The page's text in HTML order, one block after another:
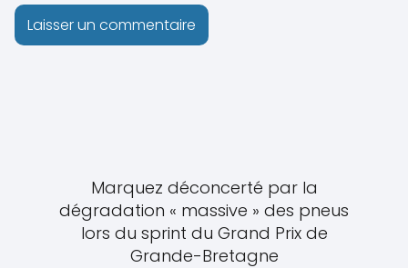
Marquez déconcerté par la
dégradation « massive » des pneus
lors du sprint du Grand Prix de
Grande-Bretagne